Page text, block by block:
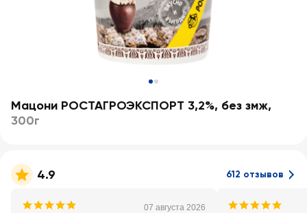
Мацони РОСТАГРОЭКСПОРТ 3,2%, без змж,
300г
4.9 612 отзывов
07 августа 2026